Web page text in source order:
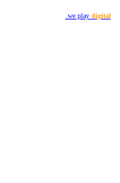
.we play digital